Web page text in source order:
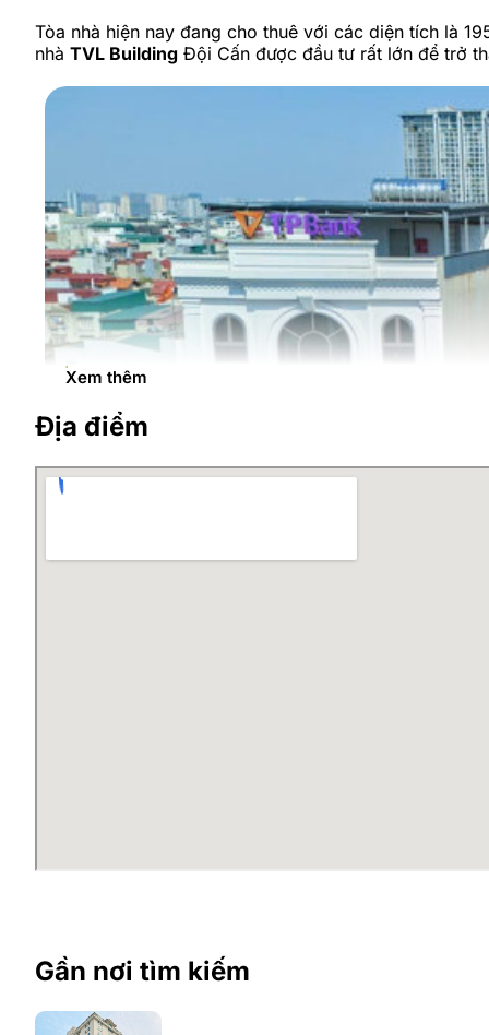
Tòa nhà hiện nay đang cho thuê với các diện tích là
nhà TVL Building Đội Cấn được đầu tư rất lớn để trở
Xem thêm
Địa điểm
Gần nơi tìm kiếm